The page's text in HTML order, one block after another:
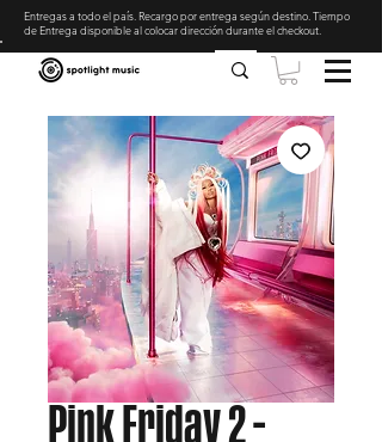
Entregas a todo el país. Recargo por entrega según destino. Tiempo
de Entrega disponible al colocar dirección durante el checkout
Pink Friday 2 -